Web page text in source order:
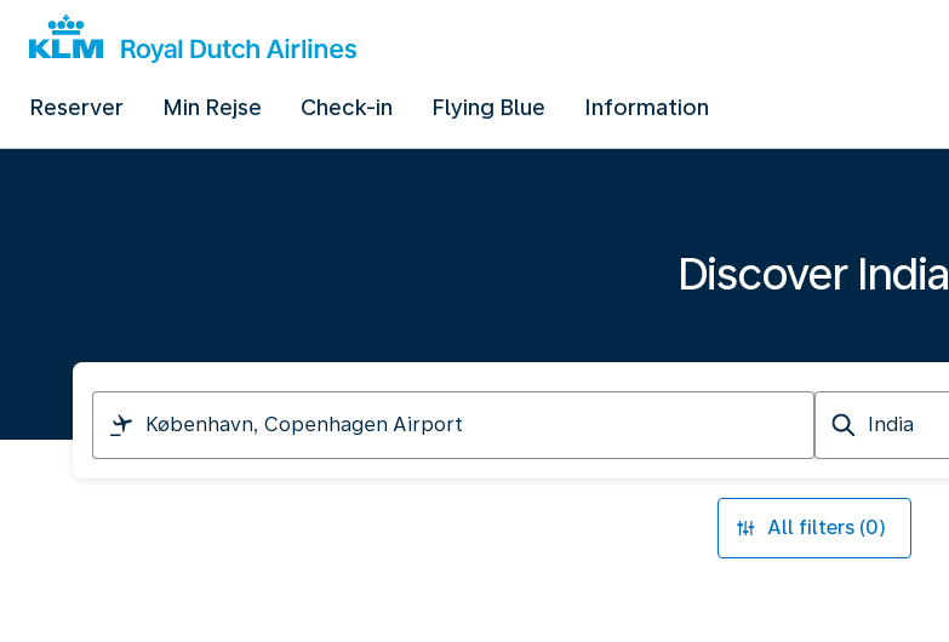
Reserver Min Rejse Check-in Flying Blue Information
Discover India
I
am
travelling
Arriving
at
All filters (0)